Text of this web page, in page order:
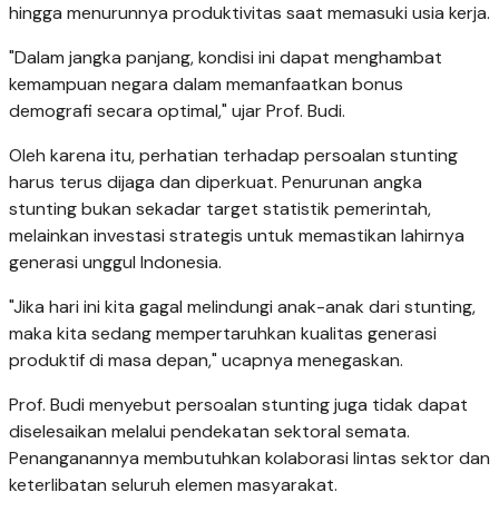
hingga menurunnya produktivitas saat memasuki usia kerja.
"Dalam jangka panjang, kondisi ini dapat menghambat
kemampuan negara dalam memanfaatkan bonus
demografi secara optimal," ujar Prof. Budi.
Oleh karena itu, perhatian terhadap persoalan stunting
harus terus dijaga dan diperkuat. Penurunan angka
stunting bukan sekadar target statistik pemerintah,
melainkan investasi strategis untuk memastikan lahirnya
generasi unggul Indonesia.
"Jika hari ini kita gagal melindungi anak-anak dari stunting,
maka kita sedang mempertaruhkan kualitas generasi
produktif di masa depan," ucapnya menegaskan.
Prof. Budi menyebut persoalan stunting juga tidak dapat
diselesaikan melalui pendekatan sektoral semata.
Penanganannya membutuhkan kolaborasi lintas sektor dan
keterlibatan seluruh elemen masyarakat.